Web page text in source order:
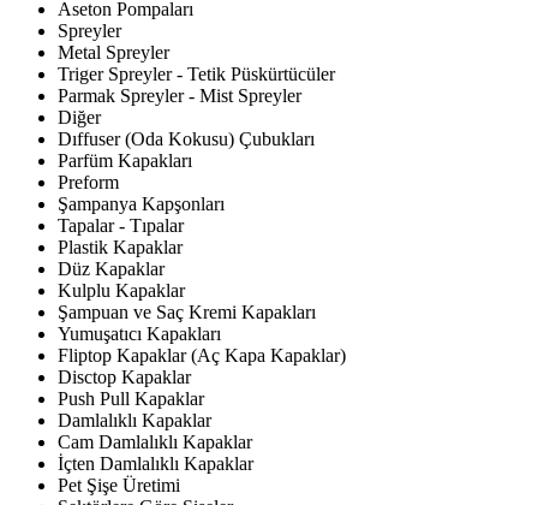
Aseton Pompaları
Spreyler
Metal Spreyler
Triger Spreyler - Tetik Püskürtücüler
Parmak Spreyler - Mist Spreyler
Diğer
Dıffuser (Oda Kokusu) Çubukları
Parfüm Kapakları
Preform
Şampanya Kapşonları
Tapalar - Tıpalar
Plastik Kapaklar
Düz Kapaklar
Kulplu Kapaklar
Şampuan ve Saç Kremi Kapakları
Yumuşatıcı Kapakları
Fliptop Kapaklar (Aç Kapa Kapaklar)
Disctop Kapaklar
Push Pull Kapaklar
Damlalıklı Kapaklar
Cam Damlalıklı Kapaklar
İçten Damlalıklı Kapaklar
Pet Şişe Üretimi